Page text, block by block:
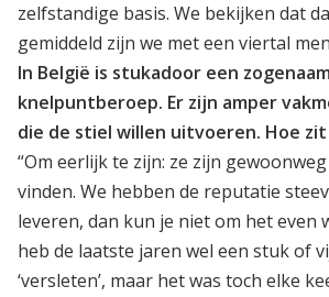
zelfstandige basis. We bekijken dat
gemiddeld zijn we met een viertal
In België is stukadoor een
knelpuntberoep. Er zijn amper
die de stiel willen uitvoeren. Hoe
“Om eerlijk te zijn: ze zijn
vinden. We hebben de reputatie
leveren, dan kun je niet om het even
heb de laatste jaren wel een stuk of
‘versleten’, maar het was toch elke